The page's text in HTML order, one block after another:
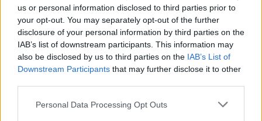
us or personal information disclosed to third parties prior to
your opt-out. You may separately opt-out of the further
disclosure of your personal information by third parties on the
IAB’s list of downstream participants. This information may
also be disclosed by us to third parties on the IAB’s List of
Downstream Participants that may further disclose it to other
Please note that this website/app uses one or more Google
Personal Data Processing Opt Outs
16 órája
Sajtó: Az Aston Martintól érkezik Lambiase utódja a Red